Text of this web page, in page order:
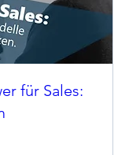
für Sales: